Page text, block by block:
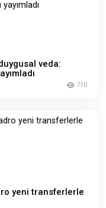
veda:
710
yeni transferlerle